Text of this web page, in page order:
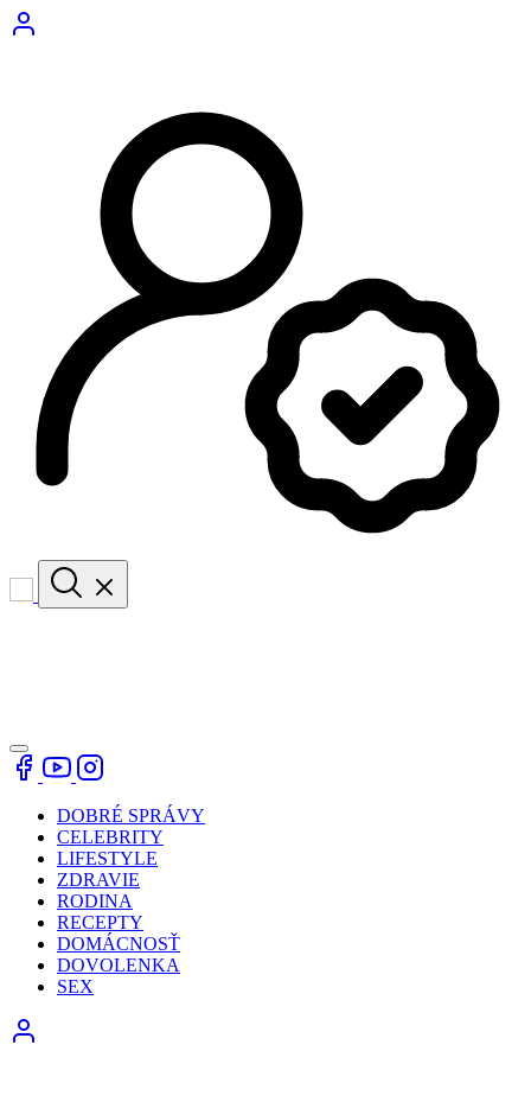
DOBRÉ SPRÁVY
CELEBRITY
LIFESTYLE
ZDRAVIE
RODINA
RECEPTY
DOMÁCNOSŤ
DOVOLENKA
SEX